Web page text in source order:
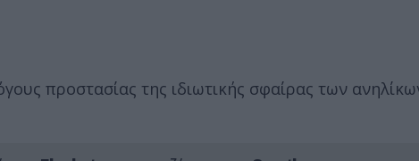
προστασίας της ιδιωτικής σφαίρας των